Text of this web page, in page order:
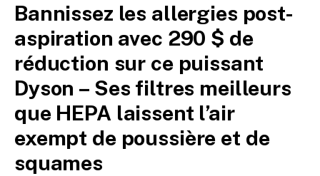
Bannissez les allergies post-
aspiration avec 290 $ de
réduction sur ce puissant
Dyson – Ses filtres meilleurs
que HEPA laissent l’air
exempt de poussière et de
squames